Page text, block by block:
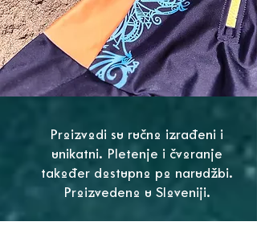
Proizvodi su ručno izrađeni i
unikatni. Pletenje i čvoranje
također dostupno po narudžbi.
Proizvedeno u Sloveniji.